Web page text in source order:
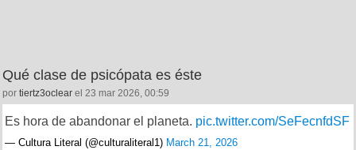
Qué clase de psicópata es éste
por tiertz3oclear el 23 mar 2026, 00:59
Es hora de abandonar el planeta. pic.twitter.com/SeFecnfdSF
— Cultura Literal (@culturaliteral1) March 21, 2026